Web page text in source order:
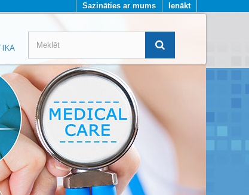
Ienākt
Sazināties ar mums